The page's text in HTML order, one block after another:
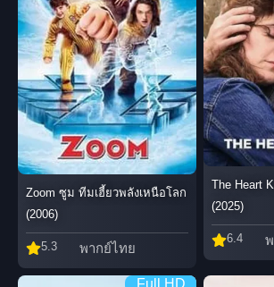
Zoom ซูม ทีมเฮี้ยวพลังเหนือโลก
(2006)
5.3 พากย์ไทย
The Heart
(2025)
6.4
Full HD